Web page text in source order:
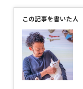
この記事を書いた人